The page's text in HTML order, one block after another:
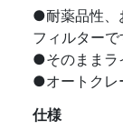
●耐薬品性、
フィルター
●そのままラ
●オートクレ
仕様